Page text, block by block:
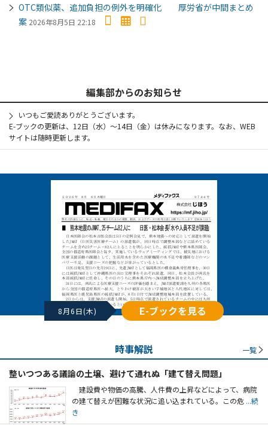
OTC類似薬、追加負担の例外を明確化 厚労省が中間まとめ
案 2026年8月5日 22:18
編集部からのお知らせ
いつもご愛読ありがとうございます。
E-ブックの更新は、12日（水）～14日（金）は休みになります。なお、WEB
サイトは随時更新します。
8月6日(木) E-ブックを見る
時事解説 一覧
整いつつある議論の土壌、避けて通れぬ「建て替え問題」
建設費や物価の高騰、人件費の上昇などによって、病院
の建て替えが困難な状況に追い込まれている。この危 ...続
き